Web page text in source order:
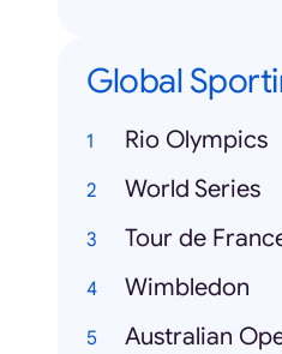
Global
Rio Olympics
World Series
Tour de
Wimbledon
Australian